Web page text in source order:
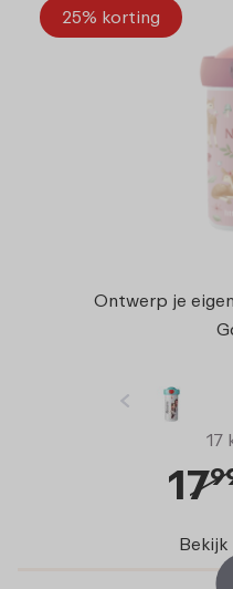
25% korting
Ontwerp je
17
17
Bekijk